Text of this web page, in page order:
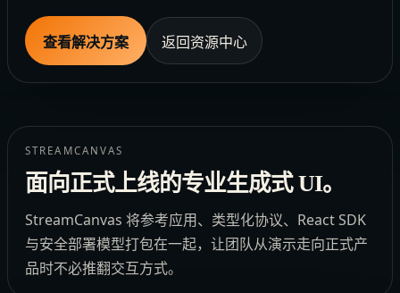
查看解决方案 返回资源中心
STREAMCANVAS
面向正式上线的专业生成式 UI。
StreamCanvas 将参考应用、类型化协议、React SDK
与安全部署模型打包在一起，让团队从演示走向正式产
品时不必推翻交互方式。